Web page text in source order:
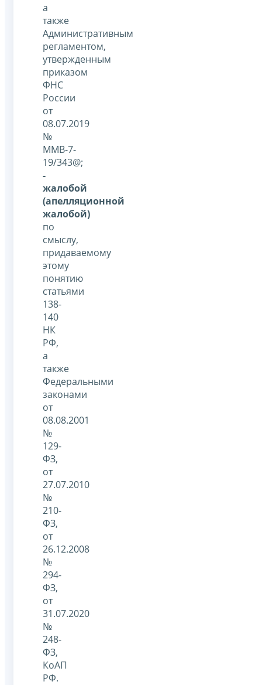
а
также
Административным
регламентом,
утвержденным
приказом
ФНС
России
от
08.07.2019
№
ММВ-7-
19/343@;
-
жалобой
(апелляционной
жалобой)
по
смыслу,
придаваемому
этому
понятию
статьями
138-
140
НК
РФ,
а
также
Федеральными
законами
от
08.08.2001
№
129-
ФЗ,
от
27.07.2010
№
210-
ФЗ,
от
26.12.2008
№
294-
ФЗ,
от
31.07.2020
№
248-
ФЗ,
КоАП
РФ.